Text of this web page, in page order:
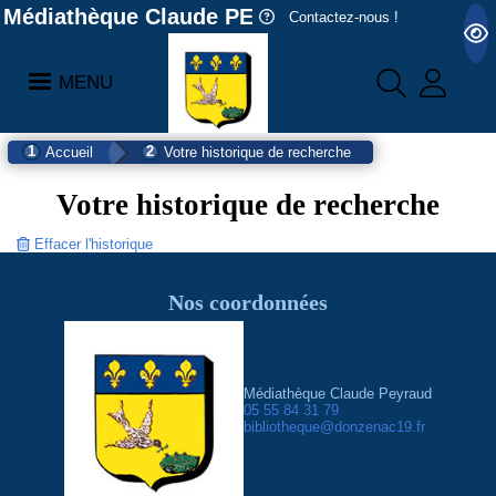
Médiathèque Claude PEYRAUDContactez-nous !
MENU
Accueil Votre historique de recherche
Votre historique de recherche
Effacer l'historique
Nos coordonnées
Médiathèque Claude Peyraud
05 55 84 31 79
bibliotheque@donzenac19.fr